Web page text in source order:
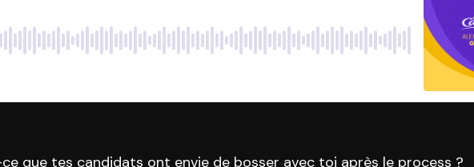
que tes candidats ont envie de bosser avec toi après le process ?